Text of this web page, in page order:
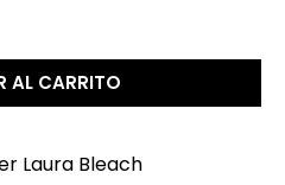
AL CARRITO